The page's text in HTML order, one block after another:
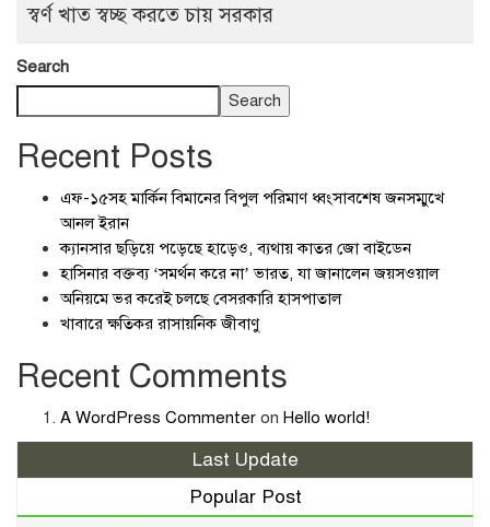
স্বর্ণ খাত স্বচ্ছ করতে চায় সরকার
Search
Search
Recent Posts
এফ-১৫সহ মার্কিন বিমানের বিপুল পরিমাণ ধ্বংসাবশেষ জনসম্মুখে
আনল ইরান
ক্যানসার ছড়িয়ে পড়েছে হাড়েও, ব্যথায় কাতর জো বাইডেন
হাসিনার বক্তব্য ‘সমর্থন করে না’ ভারত, যা জানালেন জয়সওয়াল
অনিয়মে ভর করেই চলছে বেসরকারি হাসপাতাল
খাবারে ক্ষতিকর রাসায়নিক জীবাণু
Recent Comments
A WordPress Commenter on Hello world!
Last Update
Popular Post